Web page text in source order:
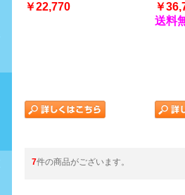
￥22,770
￥
送料
7件の商品がございます。